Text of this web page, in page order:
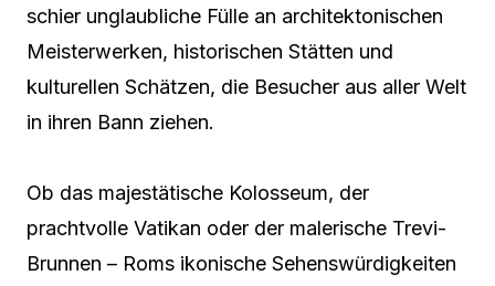
schier unglaubliche Fülle an architektonischen
Meisterwerken, historischen Stätten und
kulturellen Schätzen, die Besucher aus aller Welt
in ihren Bann ziehen.
Ob das majestätische Kolosseum, der
prachtvolle Vatikan oder der malerische Trevi-
Brunnen – Roms ikonische Sehenswürdigkeiten